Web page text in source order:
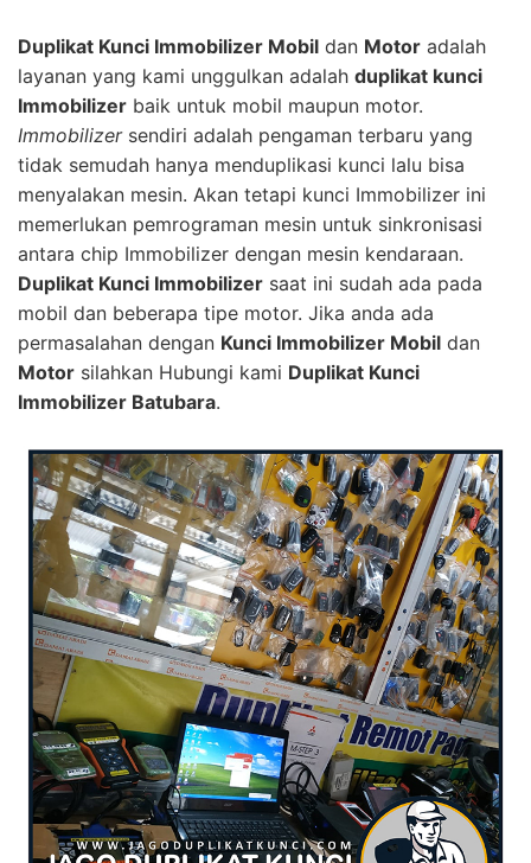
Duplikat Kunci Immobilizer Mobil dan Motor adalah
layanan yang kami unggulkan adalah duplikat kunci
Immobilizer baik untuk mobil maupun motor.
Immobilizersendiri adalah pengaman terbaru yang
tidak semudah hanya menduplikasi kunci lalu bisa
menyalakan mesin. Akan tetapi kunci Immobilizer ini
memerlukan pemrograman mesin untuk sinkronisasi
antara chip Immobilizer dengan mesin kendaraan.
Duplikat Kunci Immobilizer saat ini sudah ada pada
mobil dan beberapa tipe motor. Jika anda ada
permasalahan dengan Kunci Immobilizer Mobil dan
Motor silahkan Hubungi kami Duplikat Kunci
Immobilizer Batubara.